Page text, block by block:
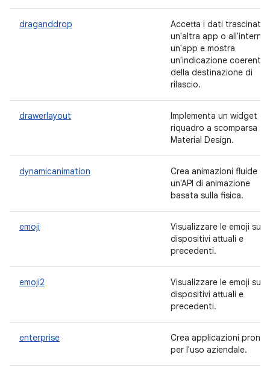
draganddrop
Accetta i dati trascinati
un'altra app o all'interno
un'app e mostra
un'indicazione coerente
della destinazione di
rilascio.
drawerlayout
Implementa un widget
riquadro a scomparsa
Material Design.
dynamicanimation
Crea animazioni fluide
un'API di animazione
basata sulla fisica.
emoji
Visualizzare le emoji sui
dispositivi attuali e
precedenti.
emoji2
Visualizzare le emoji sui
dispositivi attuali e
precedenti.
enterprise
Crea applicazioni pronte
per l'uso aziendale.